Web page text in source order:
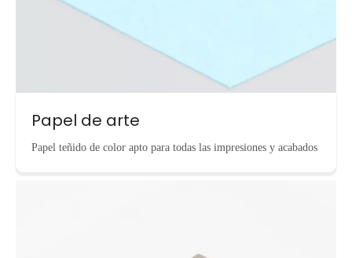
Papel de arte
Papel teñido de color apto para todas las impresiones y acabados